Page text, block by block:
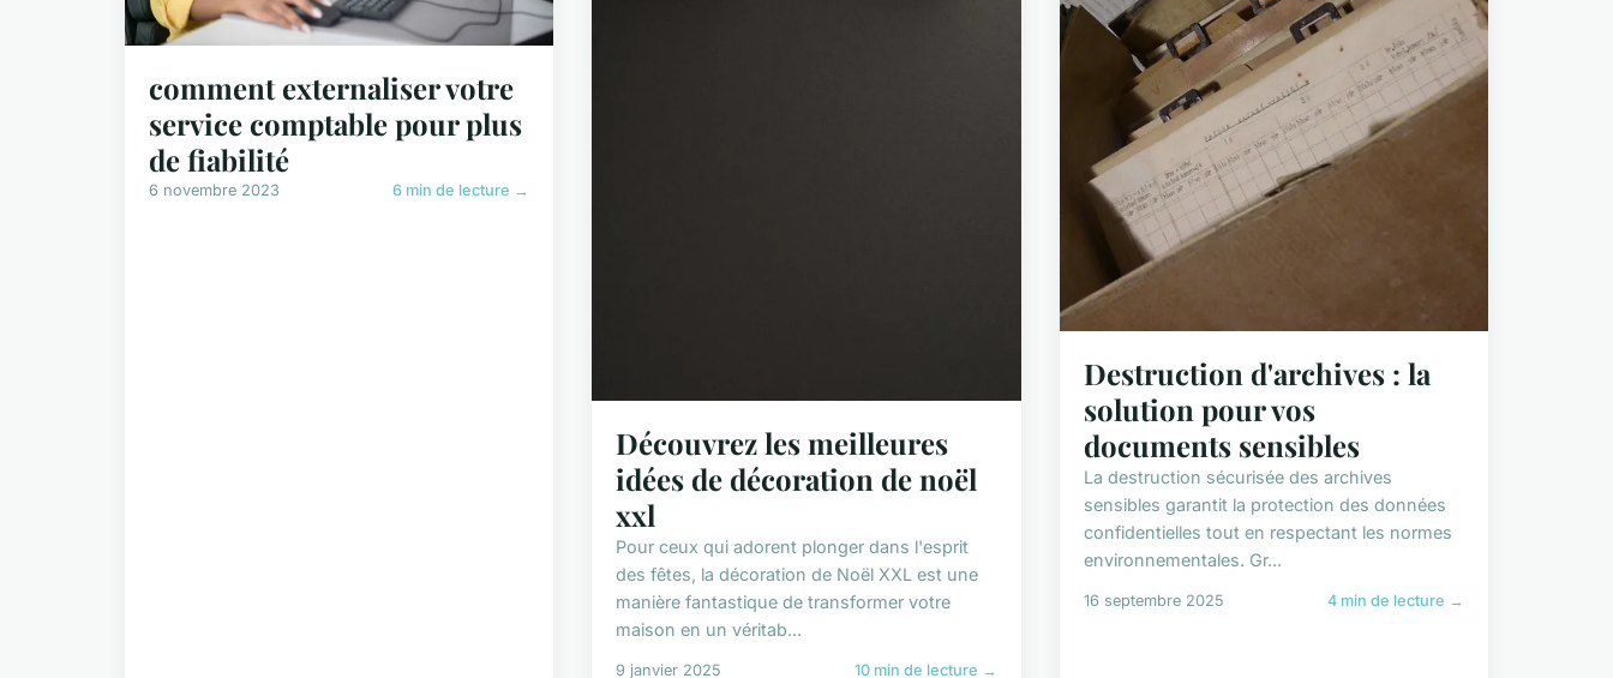
comment externaliser votre
service comptable pour plus
de fiabilité
6 novembre 2023 6 min de lecture →
Découvrez les meilleures
idées de décoration de noël
xxl
Pour ceux qui adorent plonger dans l'esprit
des fêtes, la décoration de Noël XXL est une
manière fantastique de transformer votre
maison en un véritab...
9 janvier 2025 10 min de lecture →
Destruction d'archives : la
solution pour vos
documents sensibles
La destruction sécurisée des archives
sensibles garantit la protection des données
confidentielles tout en respectant les normes
environnementales. Gr...
16 septembre 2025 4 min de lecture →